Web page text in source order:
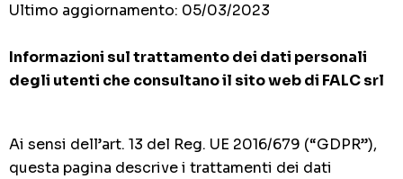
Ultimo aggiornamento: 05/03/2023
Informazioni sul trattamento dei dati personali
degli utenti che consultano il sito web di FALC srl
Ai sensi dell’art. 13 del Reg. UE 2016/679 (“GDPR”),
questa pagina descrive i trattamenti dei dati